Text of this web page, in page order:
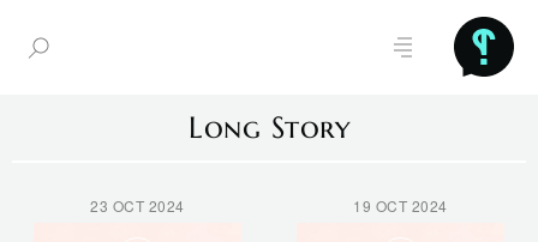
Long Story
23 OCT 2024 19 OCT 2024